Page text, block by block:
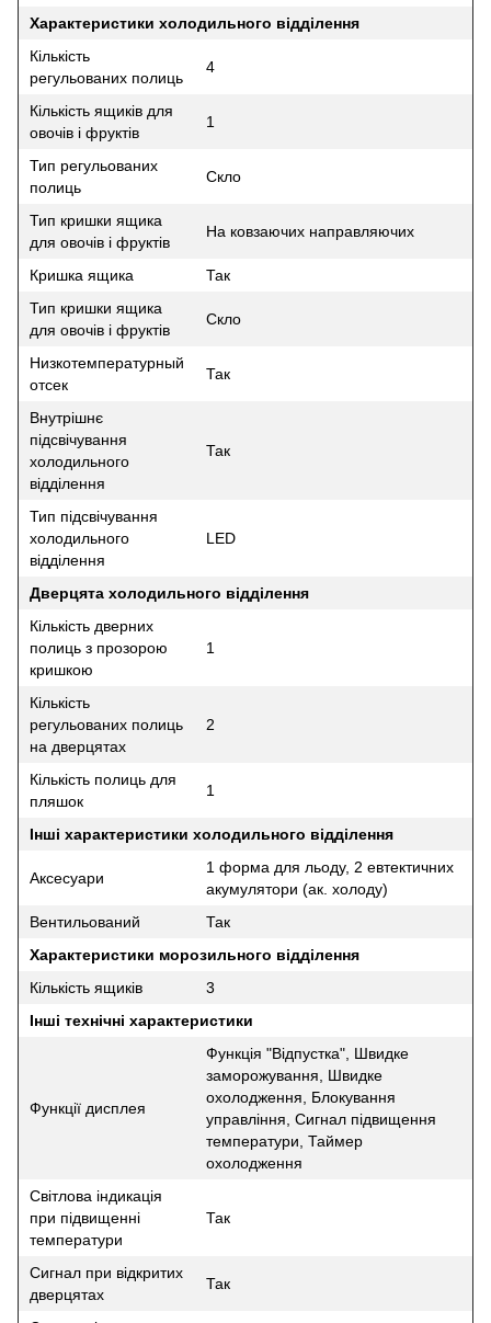
Характеристики холодильного відділення
Кількість
регульованих полиць
4
Кількість ящиків для
овочів і фруктів
1
Тип регульованих
полиць
Скло
Тип кришки ящика
для овочів і фруктів
На ковзаючих направляючих
Кришка ящика
Так
Тип кришки ящика
для овочів і фруктів
Скло
Низкотемпературный
отсек
Так
Внутрішнє
підсвічування
холодильного
відділення
Так
Тип підсвічування
холодильного
відділення
LED
Дверцята холодильного відділення
Кількість дверних
полиць з прозорою
кришкою
1
Кількість
регульованих полиць
на дверцятах
2
Кількість полиць для
пляшок
1
Інші характеристики холодильного відділення
Аксесуари
1 форма для льоду, 2 евтектичних
акумулятори (ак. холоду)
Вентильований
Так
Характеристики морозильного відділення
Кількість ящиків
3
Інші технічні характеристики
Функції дисплея
Функція "Відпустка", Швидке
заморожування, Швидке
охолодження, Блокування
управління, Сигнал підвищення
температури, Таймер
охолодження
Світлова індикація
при підвищенні
температури
Так
Сигнал при відкритих
дверцятах
Так